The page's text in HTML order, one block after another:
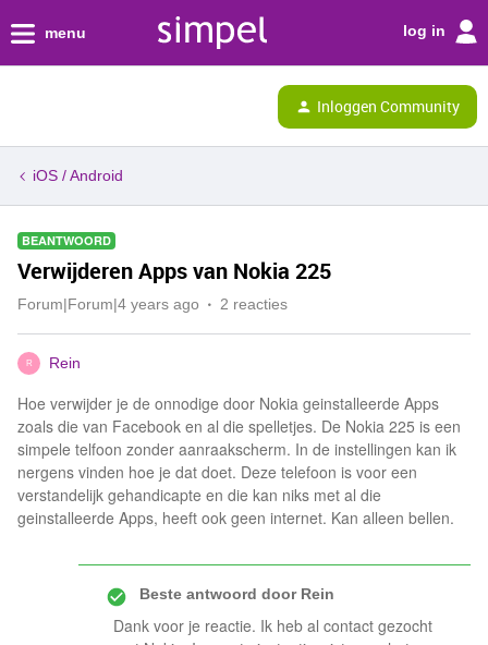
menu log in
Inloggen Community
iOS / Android
BEANTWOORD
Verwijderen Apps van Nokia 225
Forum|Forum|4 years ago 2 reacties
R Rein
Hoe verwijder je de onnodige door Nokia geinstalleerde Apps
zoals die van Facebook en al die spelletjes. De Nokia 225 is een
simpele telfoon zonder aanraakscherm. In de instellingen kan ik
nergens vinden hoe je dat doet. Deze telefoon is voor een
verstandelijk gehandicapte en die kan niks met al die
geinstalleerde Apps, heeft ook geen internet. Kan alleen bellen.
Beste antwoord doorRein
Dank voor je reactie. Ik heb al contact gezocht